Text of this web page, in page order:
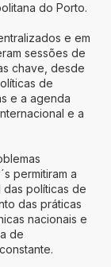
do Porto.
e em
sessões de
chave, desde
de
e a agenda
e a
permitiram a
das políticas de
das práticas
nacionais e
de